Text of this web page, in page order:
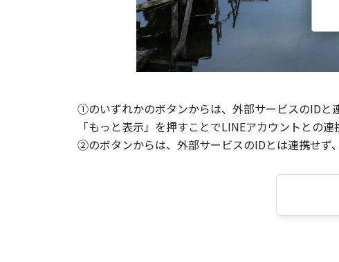
①のいずれかのボタンからは、外部サービスのIDと
「もっと表示」を押すことでLINEアカウントとの連
②のボタンからは、外部サービスのIDとは連携せず